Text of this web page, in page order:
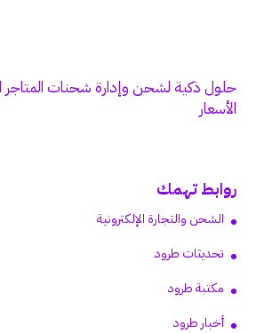
حلول ذكية لشحن وإدارة شحنات المتاجر
الأسعار
روابط تهمك
الشحن والتجارة الإلكترونية
تحديثات طرود
مكتبة طرود
أخبار طرود